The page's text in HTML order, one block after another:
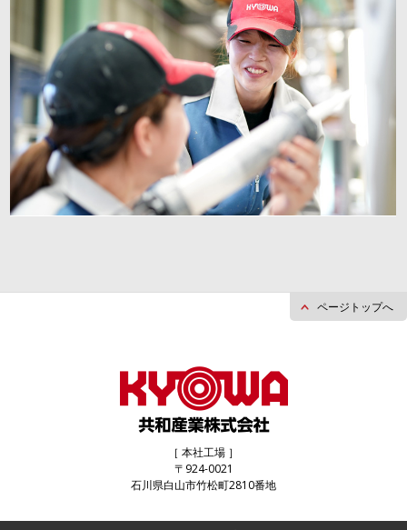
ページトップへ
［ 本社工場 ］
〒924-0021
石川県白山市竹松町2810番地